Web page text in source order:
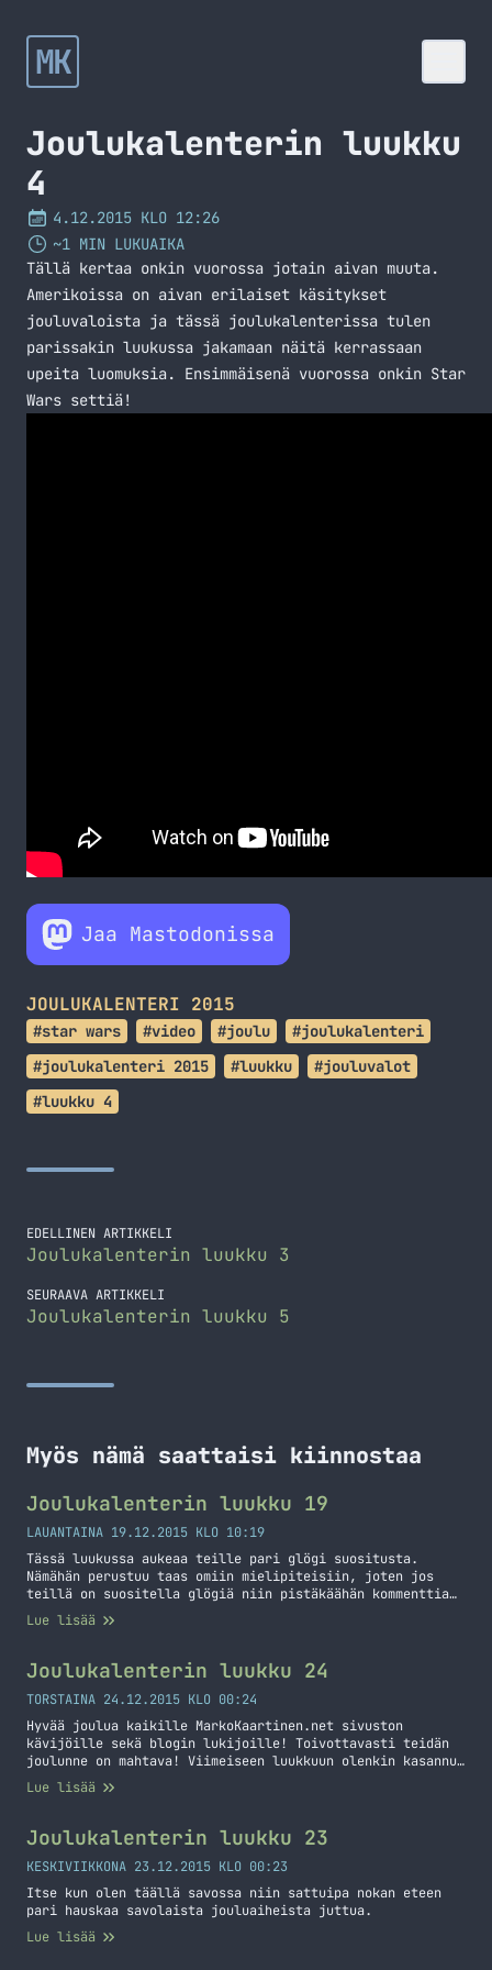
MK
Joulukalenterin luukku
4
4.12.2015 KLO 12:26
~1 MIN LUKUAIKA
Tällä kertaa onkin vuorossa jotain aivan muuta.
Amerikoissa on aivan erilaiset käsitykset
jouluvaloista ja tässä joulukalenterissa tulen
parissakin luukussa jakamaan näitä kerrassaan
upeita luomuksia. Ensimmäisenä vuorossa onkin Star
Wars settiä!
Jaa Mastodonissa
JOULUKALENTERI 2015
#star wars #video #joulu
#joulukalenteri
#joulukalenteri 2015
#luukku
#jouluvalot
#luukku 4
EDELLINEN ARTIKKELI
Joulukalenterin luukku 3
SEURAAVA ARTIKKELI
Joulukalenterin luukku 5
Myös nämä saattaisi kiinnostaa
Joulukalenterin luukku 19
LAUANTAINA 19.12.2015 KLO 10:19
Tässä luukussa aukeaa teille pari glögi suositusta.
Nämähän perustuu taas omiin mielipiteisiin, joten jos
teillä on suositella glögiä niin pistäkäähän kommenttia
tuonne alas!
Lue lisää
Joulukalenterin luukku 24
TORSTAINA 24.12.2015 KLO 00:24
Hyvää joulua kaikille MarkoKaartinen.net sivuston
kävijöille sekä blogin lukijoille! Toivottavasti teidän
joulunne on mahtava! Viimeiseen luukkuun olenkin kasannut
Youtubesta kaikkein katsotuimpia videoita jouluun
liittyen!
Lue lisää
Joulukalenterin luukku 23
KESKIVIIKKONA 23.12.2015 KLO 00:23
Itse kun olen täällä savossa niin sattuipa nokan eteen
pari hauskaa savolaista jouluaiheista juttua.
Lue lisää